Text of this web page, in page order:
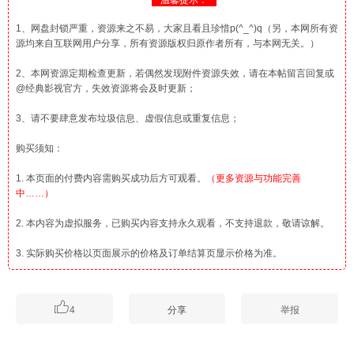
1、网盘封锁严重，资源来之不易，大家且看且珍惜p(^_^)q（另，本网所有资
源均来自互联网用户分享，所有资源版权归原作者所有，与本网无关。）
2、本网资源定期检查更新，若偶然发现附件资源失效，请在本帖留言回复或
@经典影视官方，失效资源将会及时更新；
3、请不要肆意发布垃圾信息、虚假信息或重复信息；
购买须知：
1. 本页面的付费内容需购买成功后方可观看。
（更多资源与功能完善
中……）
2. 本内容为虚拟服务，已购买内容支持永久观看，不支持退款，敬请谅解。
3. 实际购买价格以页面展示的价格及订单结算页显示价格为准。
4 分享 举报